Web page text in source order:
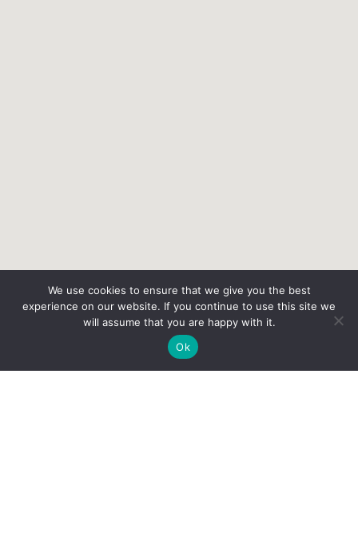
We use cookies to ensure that we give you the best
experience on our website. If you continue to use this site we
will assume that you are happy with it.
Ok